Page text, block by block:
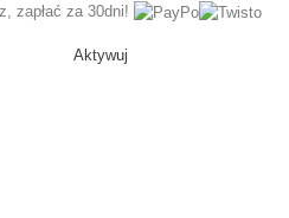
zapłać za 30dni!
Aktywuj